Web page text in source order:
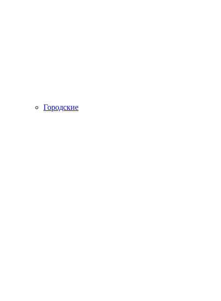
Городские